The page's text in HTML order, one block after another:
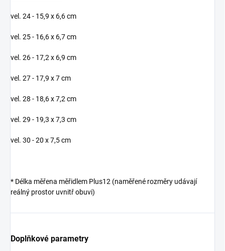
vel. 24 - 15,9 x 6,6 cm
vel. 25 - 16,6 x 6,7 cm
vel. 26 - 17,2 x 6,9 cm
vel. 27 - 17,9 x 7 cm
vel. 28 - 18,6 x 7,2 cm
vel. 29 - 19,3 x 7,3 cm
vel. 30 - 20 x 7,5 cm
* Délka měřena měřidlem Plus12 (naměřené rozměry udávají
reálný prostor uvnitř obuvi)
Doplňkové parametry